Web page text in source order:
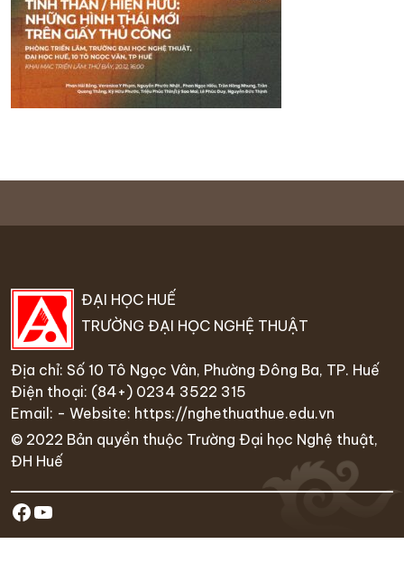
ĐẠI HỌC HUẾ
TRƯỜNG ĐẠI HỌC NGHỆ THUẬT
Địa chỉ: Số 10 Tô Ngọc Vân, Phường Đông Ba, TP. Huế
Điện thoại: (84+) 0234 3522 315
Email: - Website: https://nghethuathue.edu.vn
© 2022 Bản quyền thuộc Trường Đại học Nghệ thuật,
ĐH Huế
https://www.facebook.com/
Youtube